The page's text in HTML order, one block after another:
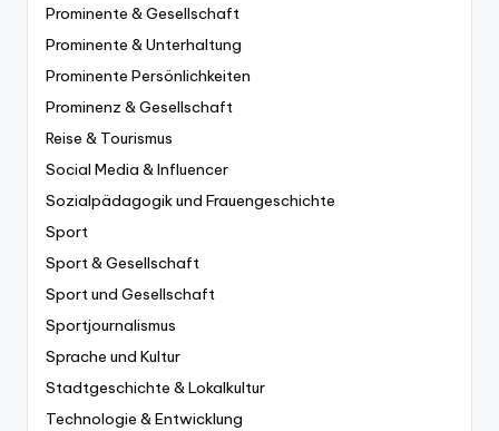
Prominente & Gesellschaft
Prominente & Unterhaltung
Prominente Persönlichkeiten
Prominenz & Gesellschaft
Reise & Tourismus
Social Media & Influencer
Sozialpädagogik und Frauengeschichte
Sport
Sport & Gesellschaft
Sport und Gesellschaft
Sportjournalismus
Sprache und Kultur
Stadtgeschichte & Lokalkultur
Technologie & Entwicklung